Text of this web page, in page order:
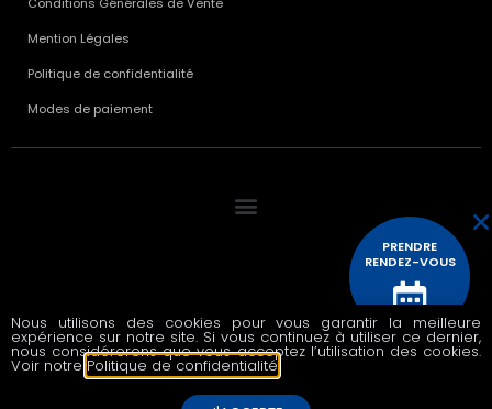
Conditions Générales de Vente
Mention Légales
Politique de confidentialité
Modes de paiement
© 2020 All rights reserved
PRENDRE
RENDEZ-VOUS
CONTACTEZ
Nous utilisons des cookies pour vous garantir la meilleure
expérience sur notre site. Si vous continuez à utiliser ce dernier,
nous considérerons que vous acceptez l’utilisation des cookies.
Voir notre Politique de confidentialité